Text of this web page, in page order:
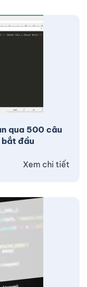
qua 500 câu
đầu
Xem chi tiết